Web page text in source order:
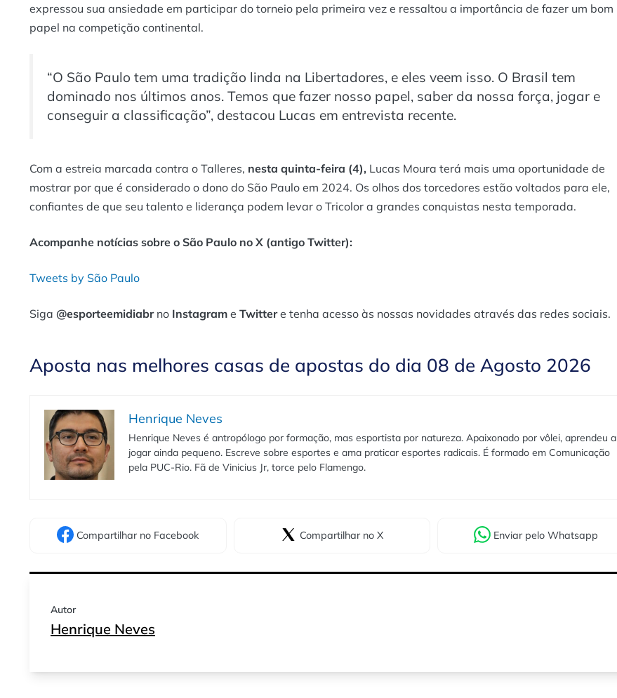
expressou sua ansiedade em participar do torneio pela primeira vez e ressaltou a importância de fazer um bom
papel na competição continental.
“O São Paulo tem uma tradição linda na Libertadores, e eles veem isso. O Brasil tem
dominado nos últimos anos. Temos que fazer nosso papel, saber da nossa força, jogar e
conseguir a classificação”, destacou Lucas em entrevista recente.
Com a estreia marcada contra o Talleres, nesta quinta-feira (4), Lucas Moura terá mais uma oportunidade de
mostrar por que é considerado o dono do São Paulo em 2024. Os olhos dos torcedores estão voltados para ele,
confiantes de que seu talento e liderança podem levar o Tricolor a grandes conquistas nesta temporada.
Acompanhe notícias sobre o São Paulo no X (antigo Twitter):
Tweets by São Paulo
Siga @esporteemidiabrno Instagram e Twittere tenha acesso às nossas novidades através das redes sociais.
Aposta nas melhores casas de apostas do dia 08 de Agosto 2026
Henrique Neves
Henrique Neves é antropólogo por formação, mas esportista por natureza. Apaixonado por vôlei, aprendeu a
jogar ainda pequeno. Escreve sobre esportes e ama praticar esportes radicais. É formado em Comunicação
pela PUC-Rio. Fã de Vinicius Jr, torce pelo Flamengo.
Compartilhar no Facebook Compartilhar no X Enviar pelo Whatsapp
Autor
Henrique Neves